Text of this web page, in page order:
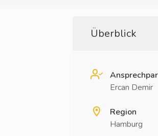
Überblick
Ercan Demir
Region
Hamburg